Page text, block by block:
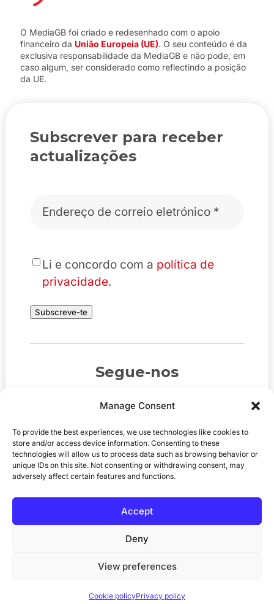
Manage Consent
To provide the best experiences, we use technologies like cookies to
store and/or access device information. Consenting to these
technologies will allow us to process data such as browsing behavior or
unique IDs on this site. Not consenting or withdrawing consent, may
adversely affect certain features and functions.
Accept
Deny
View preferences
Cookie policyPrivacy policy
O MediaGB foi criado e redesenhado com o apoio
financeiro da União Europeia (UE). O seu conteúdo é da
exclusiva responsabilidade da MediaGB e não pode, em
caso algum, ser considerado como reflectindo a posição
da UE.
Subscrever para receber
actualizações
eletrónico*
* Li e concordo com a política de
privacidade.
Subscreve-te
Segue-nos
MediaGB.org. Todos os direitos
reservados. Site por
Política de privacidade Política de cookies